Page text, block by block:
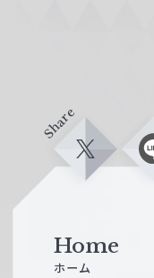
Share
X L
Home
ホーム